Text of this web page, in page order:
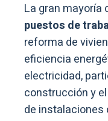
La gran mayoría
puestos de
reforma de
eficiencia
electricidad,
construcción y
de instalaciones